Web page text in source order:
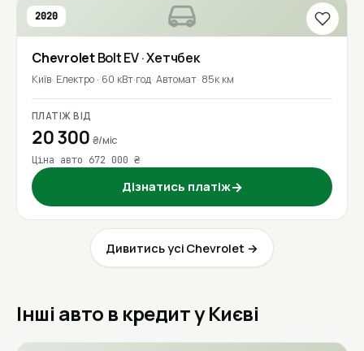
2020
ChevroletBolt EV· Хетчбек
Київ Електро · 60 кВт·год Автомат 85к км
ПЛАТІЖ ВІД
20 300 ₴/міс
Ціна авто 672 000 ₴
Дізнатись платіж→
Дивитись усі Chevrolet →
Інші авто в кредит у Києві